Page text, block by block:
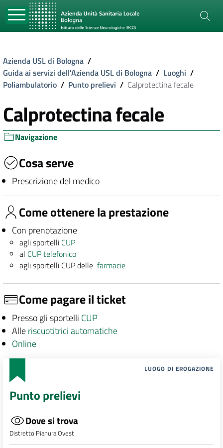
Azienda USL di Bologna /
Guida ai servizi dell'Azienda USL di Bologna / Luoghi /
Poliambulatorio / Punto prelievi / Calprotectina fecale
Calprotectina fecale
Navigazione
Cosa serve
Prescrizione del medico
Come ottenere la prestazione
Con prenotazione
agli sportelli CUP
al CUP telefonico
agli sportelli CUP dellefarmacie
Come pagare il ticket
Presso gli sportelli CUP
Alleriscuotitrici automatiche
Online
LUOGO DI EROGAZIONE
Punto prelievi
Dove si trova
Distretto Pianura Ovest